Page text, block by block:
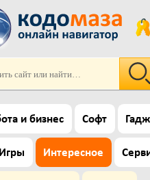
и бизнес Софт
Игры Интересное